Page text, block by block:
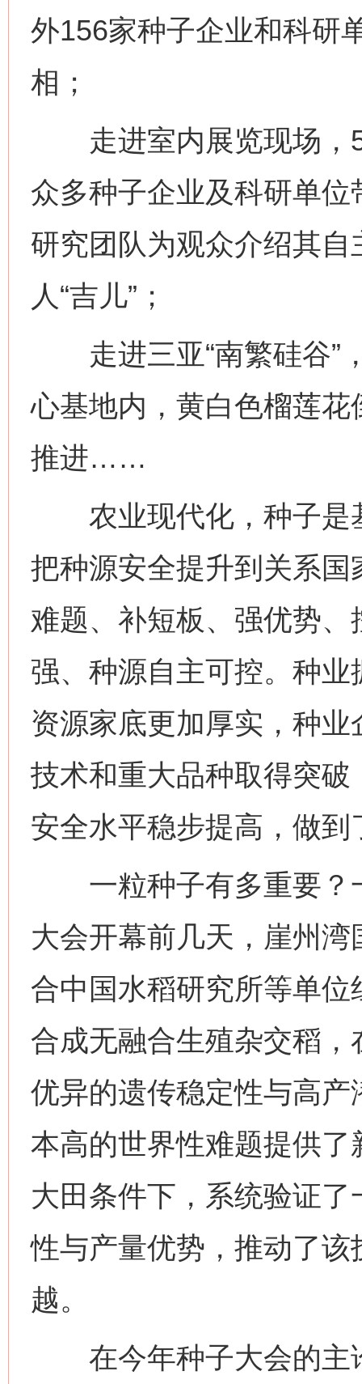
外156家种子企业和科研
相；
走进室内展览现场，
众多种子企业及科研单
研究团队为观众介绍其
人“吉儿”；
走进三亚“南繁硅谷”
心基地内，黄白色榴莲
推进……
农业现代化，种子是
把种源安全提升到关系
难题、补短板、强优势
强、种源自主可控。种
资源家底更加厚实，种
技术和重大品种取得突
安全水平稳步提高，做
一粒种子有多重要？
大会开幕前几天，崖州
合中国水稻研究所等单
合成无融合生殖杂交稻
优异的遗传稳定性与高
本高的世界性难题提供
大田条件下，系统验证
性与产量优势，推动了该
越。
在今年种子大会的主